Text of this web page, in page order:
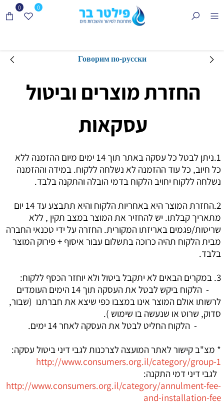
Говорим по-русски
0 0
החזרת מוצרים וביטול
עסקאות
1.ניתן לבטל כל עסקה באתר תוך 14 ימים מיום ההזמנה ללא
כל חיוב, כל עוד ההזמנה לא נשלחה ללקוח. במידה וההזמנה
נשלחה ללקוח יחויב הלקוח בדמי הובלה והתקנה בלבד.
2.החזרת המוצר היא באחריות הלקוח והיא תתבצע עד 14 יום
מתאריך קבלתו. יש להחזיר את המוצר במצב תקין , ללא
שריטות/פגמים באריזתו המקורית. החזרה על ידי טכנאי החברה
מבית הלקוח תהיה כרוכה בתשלום עבור איסוףּ + פירוק המוצר
בלבד.
3. במקרים הבאים לא יתקבל ביטול ולא יוחזר הכסף ללקוח:
- הלקוח ביקש לבטל את העסקה תוך 14 הימים העומדים
לרשותו אולם המוצר אינו במצבו כפי שיצא את חברתנו (שבור,
סדוק, שרוט או שנעשה בו שימוש ).
- הלקוח החליט לבטל את העסקה לאחר 14 ימים.
* מצ"ב קישור לאתר המועצה לצרכנות לגבי דיני ביטול עסקה:
http://www.consumers.org.il/category/group-1
לגבי דיני דמי התקנה:
http://www.consumers.org.il/category/annulment-fee-
and-installation-fee